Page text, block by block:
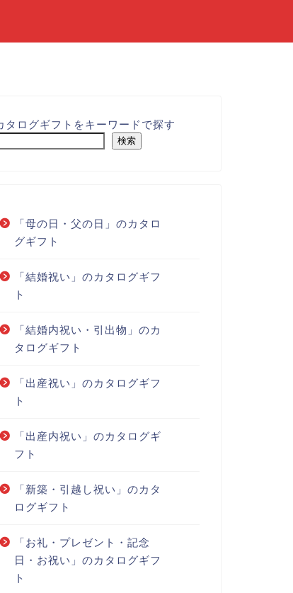
タログギフトをキーワードで探す
検索
「母の日・父の日」のカタロ
グギフト
「結婚祝い」のカタログギフ
ト
「結婚内祝い・引出物」のカ
タログギフト
「出産祝い」のカタログギフ
ト
「出産内祝い」のカタログギ
フト
「新築・引越し祝い」のカタ
ログギフト
「お礼・プレゼント・記念
日・お祝い」のカタログギフ
ト